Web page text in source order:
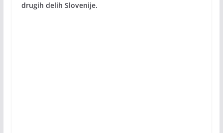
drugih delih Slovenije.